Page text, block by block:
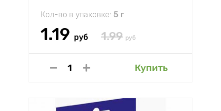
Кол-во в упаковке: 5 г
1.19 руб 1.99 руб
Купить